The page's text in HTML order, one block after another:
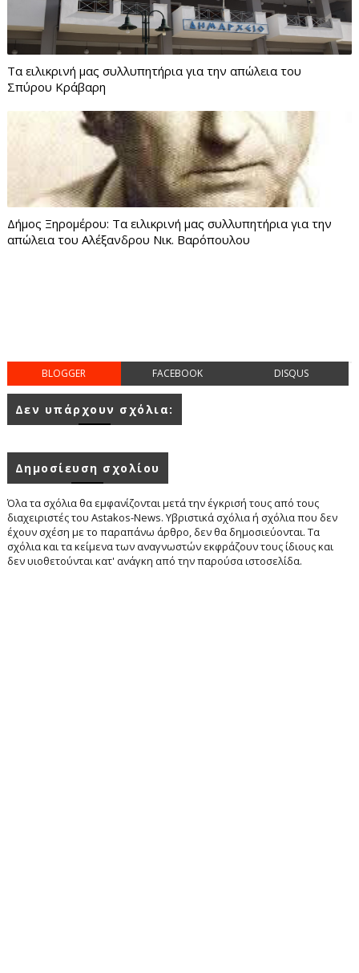
Τα ειλικρινή μας συλλυπητήρια για την απώλεια του
Σπύρου Κράβαρη
Δήμος Ξηρομέρου: Τα ειλικρινή μας συλλυπητήρια για την
απώλεια του Αλέξανδρου Νικ. Βαρόπουλου
BLOGGER FACEBOOK DISQUS
Δεν υπάρχουν σχόλια:
Δημοσίευση σχολίου
Όλα τα σχόλια θα εμφανίζονται μετά την έγκρισή τους από τους
διαχειριστές του Astakos-News. Υβριστικά σχόλια ή σχόλια που δεν
έχουν σχέση με το παραπάνω άρθρο, δεν θα δημοσιεύονται. Τα
σχόλια και τα κείμενα των αναγνωστών εκφράζουν τους ίδιους και
δεν υιοθετούνται κατ' ανάγκη από την παρούσα ιστοσελίδα.